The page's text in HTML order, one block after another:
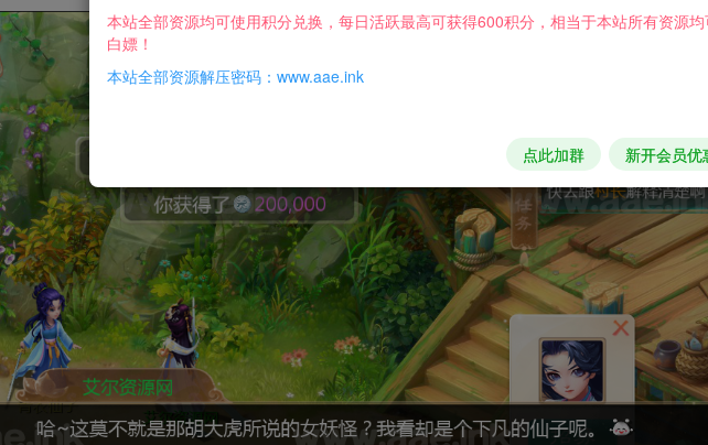
本站全部资源均可使用积分兑换，每日活跃最高可获得600积分，相当于本站所有资源
白嫖！
本站全部资源解压密码：www.aae.ink
点此加群 新开会员优